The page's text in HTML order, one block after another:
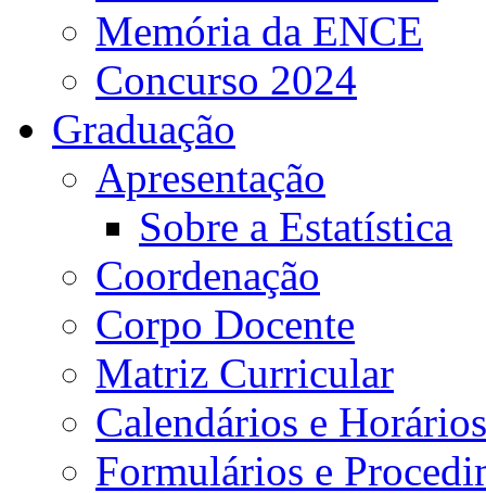
Memória da ENCE
Concurso 2024
Graduação
Apresentação
Sobre a Estatística
Coordenação
Corpo Docente
Matriz Curricular
Calendários e Horários
Formulários e